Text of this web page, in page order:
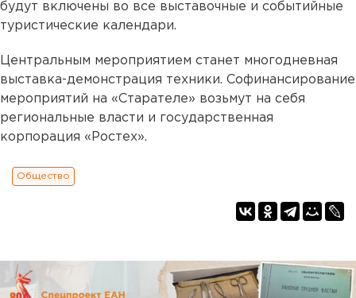
будут включены во все выставочные и событийные
туристические календари.
Центральным мероприятием станет многодневная
выставка-демонстрация техники. Софинансирование
мероприятий на «Старателе» возьмут на себя
региональные власти и государственная
корпорация «Ростех».
Общество